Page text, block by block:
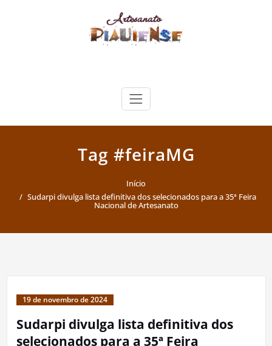
Artesanato Piauiense
Tag #feiraMG
Início
Sudarpi divulga lista definitiva dos selecionados para a 35ª Feira
Nacional de Artesanato
19 de novembro de 2024
Sudarpi divulga lista definitiva dos
selecionados para a 35ª Feira